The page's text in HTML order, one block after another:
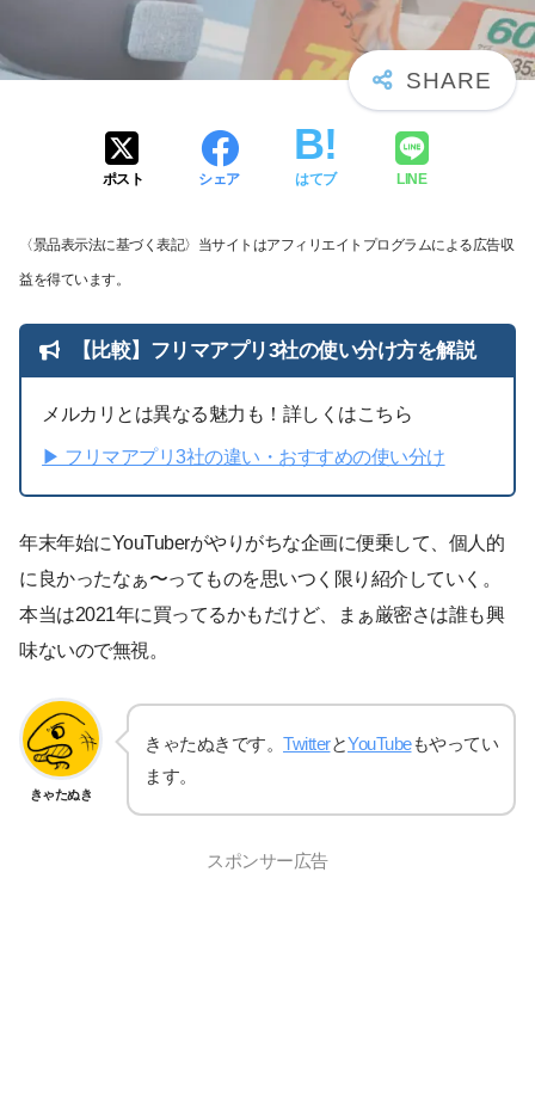
ポスト シェア はてブ LINE
〈景品表示法に基づく表記〉当サイトはアフィリエイトプログラムによる広告収
益を得ています。
【比較】フリマアプリ3社の使い分け方を解説
メルカリとは異なる魅力も！詳しくはこちら
▶︎ フリマアプリ3社の違い・おすすめの使い分け
年末年始にYouTuberがやりがちな企画に便乗して、個人的
に良かったなぁ〜ってものを思いつく限り紹介していく。
本当は2021年に買ってるかもだけど、まぁ厳密さは誰も興
味ないので無視。
きゃたぬき
きゃたぬきです。 TwitterとYouTubeもやってい
ます。
スポンサー広告